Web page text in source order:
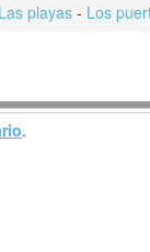
Las playas - Los
.